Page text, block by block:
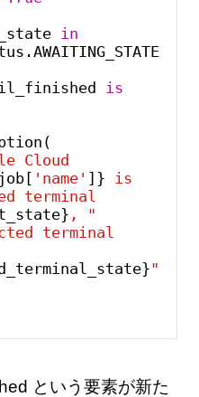
in
is
Cloud
'name' ]} is
terminal
, "
terminal
"
という要素が新た